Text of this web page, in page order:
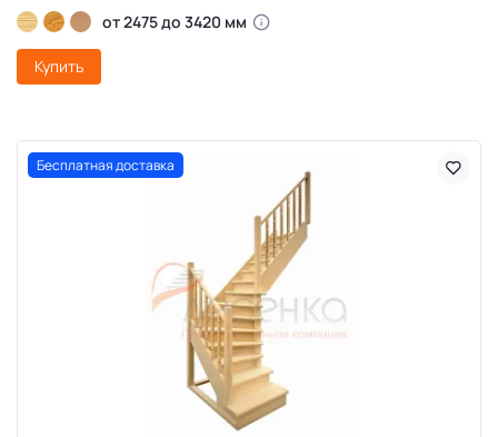
от 2475 до 3420 мм
Купить
Бесплатная доставка